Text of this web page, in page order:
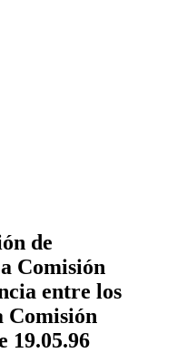
de
Comisión
entre los
Comisión
19.05.96